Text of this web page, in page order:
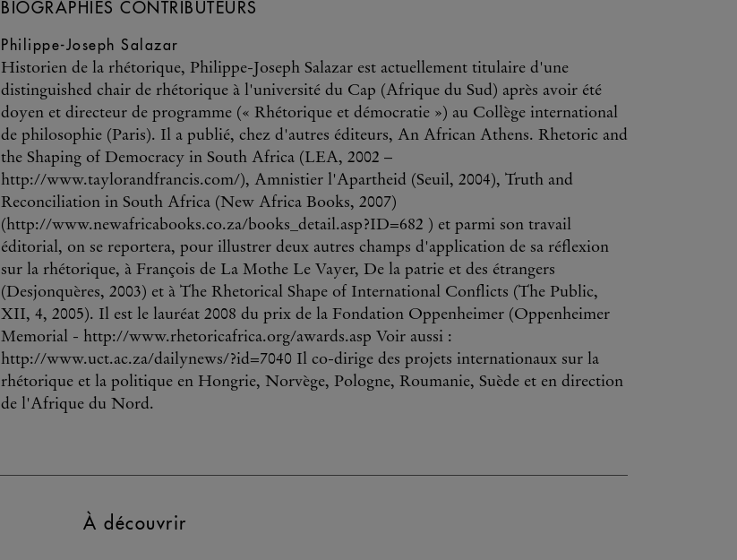
BIOGRAPHIES CONTRIBUTEURS
Philippe-Joseph Salazar
Historien de la rhétorique, Philippe-Joseph Salazar est actuellement titulaire d'une
distinguished chair de rhétorique à l'université du Cap (Afrique du Sud) après avoir été
doyen et directeur de programme (« Rhétorique et démocratie ») au Collège international
de philosophie (Paris). Il a publié, chez d'autres éditeurs, An African Athens. Rhetoric and
the Shaping of Democracy in South Africa (LEA, 2002 –
http://www.taylorandfrancis.com/), Amnistier l'Apartheid (Seuil, 2004), Truth and
Reconciliation in South Africa (New Africa Books, 2007)
(http://www.newafricabooks.co.za/books_detail.asp?ID=682 ) et parmi son travail
éditorial, on se reportera, pour illustrer deux autres champs d'application de sa réflexion
sur la rhétorique, à François de La Mothe Le Vayer, De la patrie et des étrangers
(Desjonquères, 2003) et à The Rhetorical Shape of International Conflicts (The Public,
XII, 4, 2005). Il est le lauréat 2008 du prix de la Fondation Oppenheimer (Oppenheimer
Memorial - http://www.rhetoricafrica.org/awards.asp Voir aussi :
http://www.uct.ac.za/dailynews/?id=7040 Il co-dirige des projets internationaux sur la
rhétorique et la politique en Hongrie, Norvège, Pologne, Roumanie, Suède et en direction
de l'Afrique du Nord.
À découvrir